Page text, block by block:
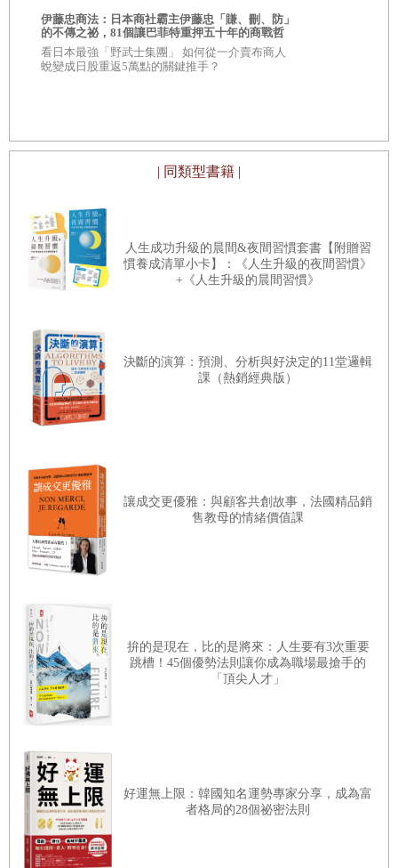
們放任記憶力肌肉萎縮。你的口袋裡有一部超級電腦，
這對個人有好處，但它就像一輛電動腳踏車，輕鬆、有
趣，卻對健身無益。有關痴呆症的研究顯示，我們的學
們太常將記憶力外包出去，導致我們的記憶力欠缺操練
deduction）
使用資訊方面可能做得太過，甚至到了讓科技為我們做
大部分思辨與推論的地步。線上有太多別人得出的結
們絕對不會讓別人代替我們思考，卻太安適於讓數位裝
置代替自己思考。
這四個數位惡棍一起洗劫我們的專注力、學習力，
最重要的是，減損我們的深度思考力。它們減損我們的
快樂。當代的科技進步有潛在的益處與害處，我們使用
科技的方式可能導致過荷、記憶力傷害、分心及依賴
性，而這些問題只會日益嚴重。
本書傳達的訊息來得太是時候了。你與生俱有最重
要的了，頭腦支配我們人生中的一切。為了在
存、成功，我們得學習如何過濾所有資料，發展駕馭分
心事物及泛濫資訊的新方法與技巧。學習，以及能夠更
快速、更輕易地學習的能力，使得人生中的種種變得可
能；這意味的是，現在，我們比以往更能如同鍛鍊身體
望擁有靈活、優秀、活力充沛、強健的腦袋
姆賴以維生的功夫，他是心智的個人教練。
你將透過本書學會如何克服種種限制，前述四個超
級惡棍只是其中的例子。誠如吉姆所言，想要擁有不凡
伊藤忠商法：日本商社霸主伊藤忠「賺、刪、防」
的不傳之祕，81個讓巴菲特重押五十年的商戰哲
學
看日本最強「野武士集團」 如何從一介賣布商人
蛻變成日股重返5萬點的關鍵推手？
| 同類型書籍 |
人生成功升級的晨間&夜間習慣套書【附贈習
慣養成清單小卡】：《人生升級的夜間習慣》
+《人生升級的晨間習慣》
決斷的演算：預測、分析與好決定的11堂邏輯
課（熱銷經典版）
讓成交更優雅：與顧客共創故事，法國精品銷
售教母的情緒價值課
拚的是現在，比的是將來：人生要有3次重要
跳槽！45個優勢法則讓你成為職場最搶手的
「頂尖人才」
好運無上限：韓國知名運勢專家分享，成為富
者格局的28個祕密法則